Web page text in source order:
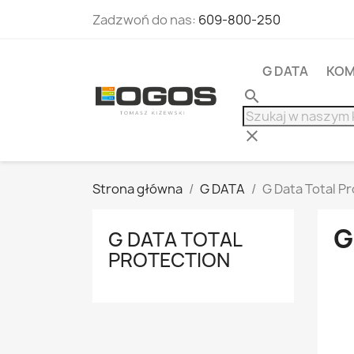
Zadzwoń do nas: 609-800-250
G DATA
search
clear
Strona główna G DATA G Data Total
G DATA TOTAL
PROTECTION